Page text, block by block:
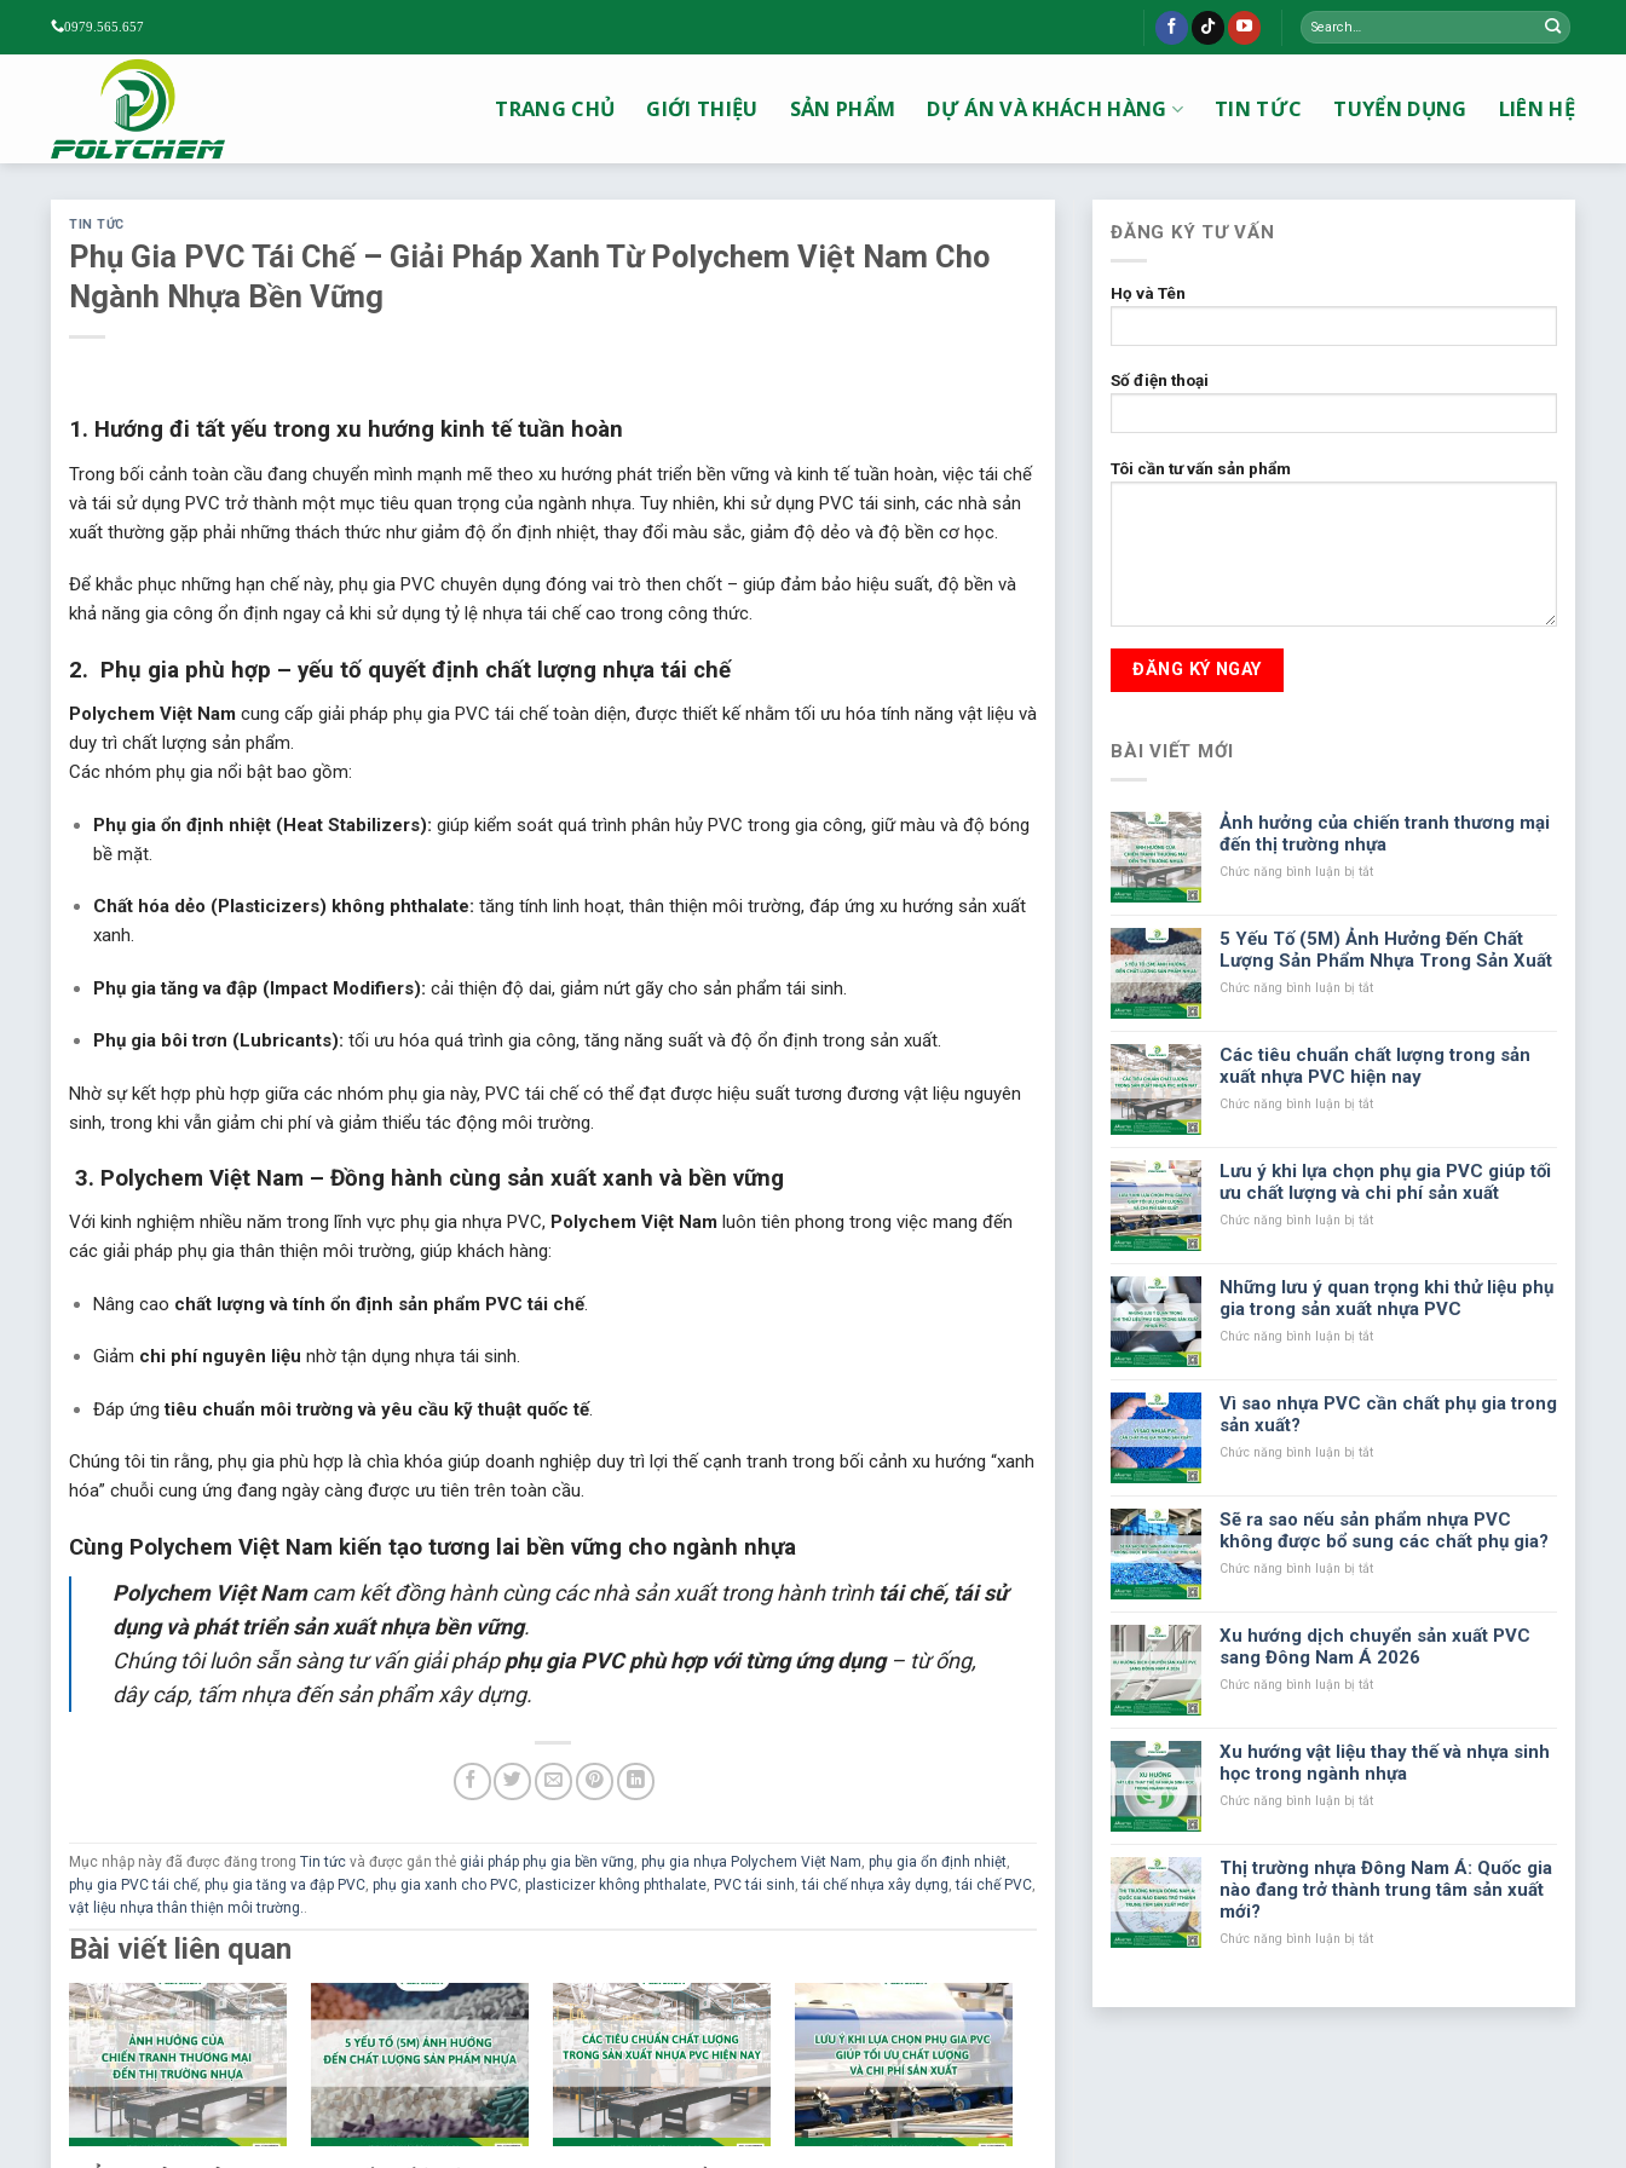
0979.565.657
Search
for:
TRANG CHỦ GIỚI THIỆU SẢN PHẨM DỰ ÁN VÀ KHÁCH HÀNG TIN TỨC TUYỂN DỤNG LIÊN HỆ
TIN TỨC
Phụ Gia PVC Tái Chế – Giải Pháp Xanh Từ Polychem Việt Nam Cho
Ngành Nhựa Bền Vững
1. Hướng đi tất yếu trong xu hướng kinh tế tuần hoàn
Trong bối cảnh toàn cầu đang chuyển mình mạnh mẽ theo xu hướng phát triển bền vững và kinh tế tuần hoàn, việc tái chế
và tái sử dụng PVC trở thành một mục tiêu quan trọng của ngành nhựa. Tuy nhiên, khi sử dụng PVC tái sinh, các nhà sản
xuất thường gặp phải những thách thức như giảm độ ổn định nhiệt, thay đổi màu sắc, giảm độ dẻo và độ bền cơ học.
Để khắc phục những hạn chế này, phụ gia PVC chuyên dụng đóng vai trò then chốt – giúp đảm bảo hiệu suất, độ bền và
khả năng gia công ổn định ngay cả khi sử dụng tỷ lệ nhựa tái chế cao trong công thức.
2. Phụ gia phù hợp – yếu tố quyết định chất lượng nhựa tái chế
Polychem Việt Nam cung cấp giải pháp phụ gia PVC tái chế toàn diện, được thiết kế nhằm tối ưu hóa tính năng vật liệu và
duy trì chất lượng sản phẩm.
Các nhóm phụ gia nổi bật bao gồm:
Phụ gia ổn định nhiệt (Heat Stabilizers): giúp kiểm soát quá trình phân hủy PVC trong gia công, giữ màu và độ bóng
bề mặt.
Chất hóa dẻo (Plasticizers) không phthalate: tăng tính linh hoạt, thân thiện môi trường, đáp ứng xu hướng sản xuất
xanh.
Phụ gia tăng va đập (Impact Modifiers): cải thiện độ dai, giảm nứt gãy cho sản phẩm tái sinh.
Phụ gia bôi trơn (Lubricants): tối ưu hóa quá trình gia công, tăng năng suất và độ ổn định trong sản xuất.
Nhờ sự kết hợp phù hợp giữa các nhóm phụ gia này, PVC tái chế có thể đạt được hiệu suất tương đương vật liệu nguyên
sinh, trong khi vẫn giảm chi phí và giảm thiểu tác động môi trường.
3. Polychem Việt Nam – Đồng hành cùng sản xuất xanh và bền vững
Với kinh nghiệm nhiều năm trong lĩnh vực phụ gia nhựa PVC, Polychem Việt Nam luôn tiên phong trong việc mang đến
các giải pháp phụ gia thân thiện môi trường, giúp khách hàng:
Nâng cao chất lượng và tính ổn định sản phẩm PVC tái chế.
Giảm chi phí nguyên liệu nhờ tận dụng nhựa tái sinh.
Đáp ứngtiêu chuẩn môi trường và yêu cầu kỹ thuật quốc tế.
Chúng tôi tin rằng, phụ gia phù hợp là chìa khóa giúp doanh nghiệp duy trì lợi thế cạnh tranh trong bối cảnh xu hướng “xanh
hóa” chuỗi cung ứng đang ngày càng được ưu tiên trên toàn cầu.
Cùng Polychem Việt Nam kiến tạo tương lai bền vững cho ngành nhựa
Polychem Việt Namcam kết đồng hành cùng các nhà sản xuất trong hành trình tái chế, tái sử
dụng và phát triển sản xuất nhựa bền vững.
Chúng tôi luôn sẵn sàng tư vấn giải phápphụ gia PVC phù hợp với từng ứng dụng– từ ống,
dây cáp, tấm nhựa đến sản phẩm xây dựng.
Mục nhập này đã được đăng trong Tin tức và được gắn thẻ giải pháp phụ gia bền vững phụ gia nhựa Polychem Việt Nam phụ gia ổn định nhiệt
phụ gia PVC tái chế, phụ gia tăng va đập PVC phụ gia xanh cho PVC plasticizer không phthalate PVC tái sinh ,tái chế nhựa xây dựng ,tái chế PVC
vật liệu nhựa thân thiện môi trường.
Bài viết liên quan
ĐĂNG KÝ TƯ VẤN
Họ và Tên
Số điện thoại
Tôi cần tư vấn sản phẩm
BÀI VIẾT MỚI
Ảnh hưởng của chiến tranh thương mại
đến thị trường nhựa
Chức năng bình luận bị tắtở
của
chiến
tranh
thương
thị
trường
nhựa
5 Yếu Tố (5M) Ảnh Hưởng Đến Chất
Lượng Sản Phẩm Nhựa Trong Sản Xuất
Chức năng bình luận bị tắtở
Tố
(5M)
Ảnh
Hưởng
Lượng
Sản
Phẩm
Nhựa
Các tiêu chuẩn chất lượng trong sản
xuất nhựa PVC hiện nay
Chức năng bình luận bị tắtở
chuẩn
chất
lượng
trong
PVC
hiện
nay
Lưu ý khi lựa chọn phụ gia PVC giúp tối
ưu chất lượng và chi phí sản xuất
Chức năng bình luận bị tắtở
lựa
chọn
phụ
giúp
tối
chất
chi
phí
sản
xuất
Những lưu ý quan trọng khi thử liệu phụ
gia trong sản xuất nhựa PVC
Chức năng bình luận bị tắtở
ý
quan
khi
phụ
gia
trong
sản
PVC
Vì sao nhựa PVC cần chất phụ gia trong
sản xuất?
Chức năng bình luận bị tắtở
nhựa
PVC
cần
chất
trong
sản
xuất?
Sẽ ra sao nếu sản phẩm nhựa PVC
không được bổ sung các chất phụ gia?
Chức năng bình luận bị tắtở
nếu
sản
phẩm
không
được
bổ
sung
phụ
gia?
Xu hướng dịch chuyển sản xuất PVC
sang Đông Nam Á 2026
Chức năng bình luận bị tắtở
dịch
chuyển
sản
xuất
Đông
Nam
Á
Xu hướng vật liệu thay thế và nhựa sinh
học trong ngành nhựa
Chức năng bình luận bị tắtở
vật
liệu
thay
và
Thị trường nhựa Đông Nam Á: Quốc gia
nào đang trở thành trung tâm sản xuất
mới?
Chức năng bình luận bị tắtở